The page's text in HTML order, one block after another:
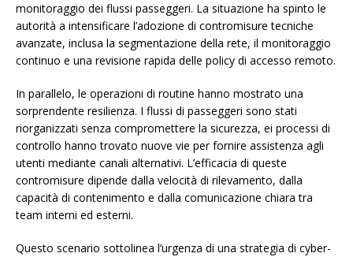
monitoraggio dei flussi passeggeri. La situazione ha spinto le
autorità a intensificare l’adozione di contromisure tecniche
avanzate, inclusa la segmentazione della rete, il monitoraggio
continuo e una revisione rapida delle policy di accesso remoto.
In parallelo, le operazioni di routine hanno mostrato una
sorprendente resilienza. I flussi di passeggeri sono stati
riorganizzati senza compromettere la sicurezza, ei processi di
controllo hanno trovato nuove vie per fornire assistenza agli
utenti mediante canali alternativi. L’efficacia di queste
contromisure dipende dalla velocità di rilevamento, dalla
capacità di contenimento e dalla comunicazione chiara tra
team interni ed esterni.
Questo scenario sottolinea l’urgenza di una strategia di cyber-